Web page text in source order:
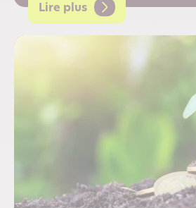
Lire plus